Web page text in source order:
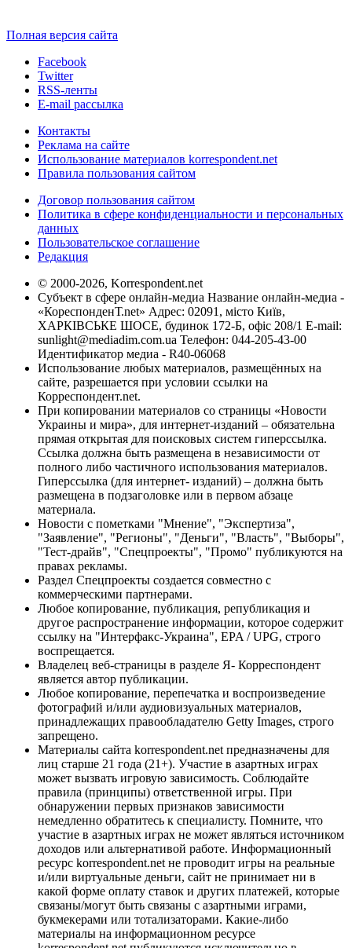
Полная версия сайта
Facebook
Twitter
RSS-ленты
E-mail рассылка
Контакты
Реклама на сайте
Использование материалов korrespondent.net
Правила пользования сайтом
Договор пользования сайтом
Политика в сфере конфиденциальности и персональных
данных
Пользовательское соглашение
Редакция
© 2000-2026, Korrespondent.net
Субъект в сфере онлайн-медиа Название онлайн-медиа -
«КореспонденТ.net» Адрес: 02091, місто Київ,
ХАРКІВСЬКЕ ШОСЕ, будинок 172-Б, офіс 208/1 E-mail:
sunlight@mediadim.com.ua Телефон: 044-205-43-00
Идентификатор медиа - R40-06068
Использование любых материалов, размещённых на
сайте, разрешается при условии ссылки на
Корреспондент.net.
При копировании материалов со страницы «Новости
Украины и мира», для интернет-изданий – обязательна
прямая открытая для поисковых систем гиперссылка.
Ссылка должна быть размещена в независимости от
полного либо частичного использования материалов.
Гиперссылка (для интернет- изданий) – должна быть
размещена в подзаголовке или в первом абзаце
материала.
Новости с пометками "Мнение", "Экспертиза",
"Заявление", "Регионы", "Деньги", "Власть", "Выборы",
"Тест-драйв", "Спецпроекты", "Промо" публикуются на
правах рекламы.
Раздел Спецпроекты создается совместно с
коммерческими партнерами.
Любое копирование, публикация, републикация и
другое распространение информации, которое содержит
ссылку на "Интерфакс-Украина", EPA / UPG, строго
воспрещается.
Владелец веб-страницы в разделе Я- Корреспондент
является автор публикации.
Любое копирование, перепечатка и воспроизведение
фотографий и/или аудиовизуальных материалов,
принадлежащих правообладателю Getty Images, строго
запрещено.
Материалы сайта korrespondent.net предназначены для
лиц старше 21 года (21+). Участие в азартных играх
может вызвать игровую зависимость. Соблюдайте
правила (принципы) ответственной игры. При
обнаружении первых признаков зависимости
немедленно обратитесь к специалисту. Помните, что
участие в азартных играх не может являться источником
доходов или альтернативой работе. Информационный
ресурс korrespondent.net не проводит игры на реальные
и/или виртуальные деньги, сайт не принимает ни в
какой форме оплату ставок и других платежей, которые
связаны/могут быть связаны с азартными играми,
букмекерами или тотализаторами. Какие-либо
материалы на информационном ресурсе